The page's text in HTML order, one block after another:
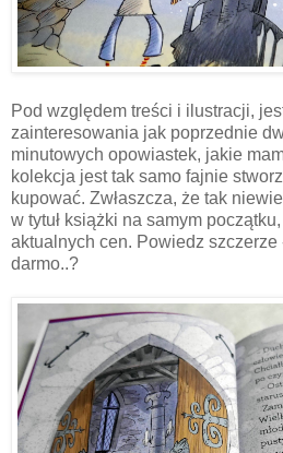
Pod względem treści i ilustracji,
zainteresowania jak poprzednie
minutowych opowiastek, jakie
kolekcja jest tak samo fajnie
kupować. Zwłaszcza, że tak
w tytuł książki na samym
aktualnych cen. Powiedz szczerze
darmo..?